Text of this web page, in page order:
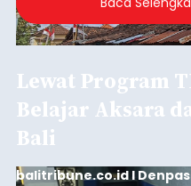
Lewat Program
Belajar Aksara
Bali
balitribune.co.id I